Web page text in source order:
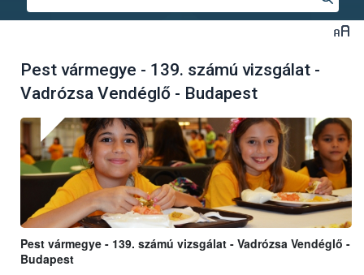
Pest vármegye - 139. számú vizsgálat -
Vadrózsa Vendéglő - Budapest
Pest vármegye - 139. számú vizsgálat - Vadrózsa Vendéglő -
Budapest